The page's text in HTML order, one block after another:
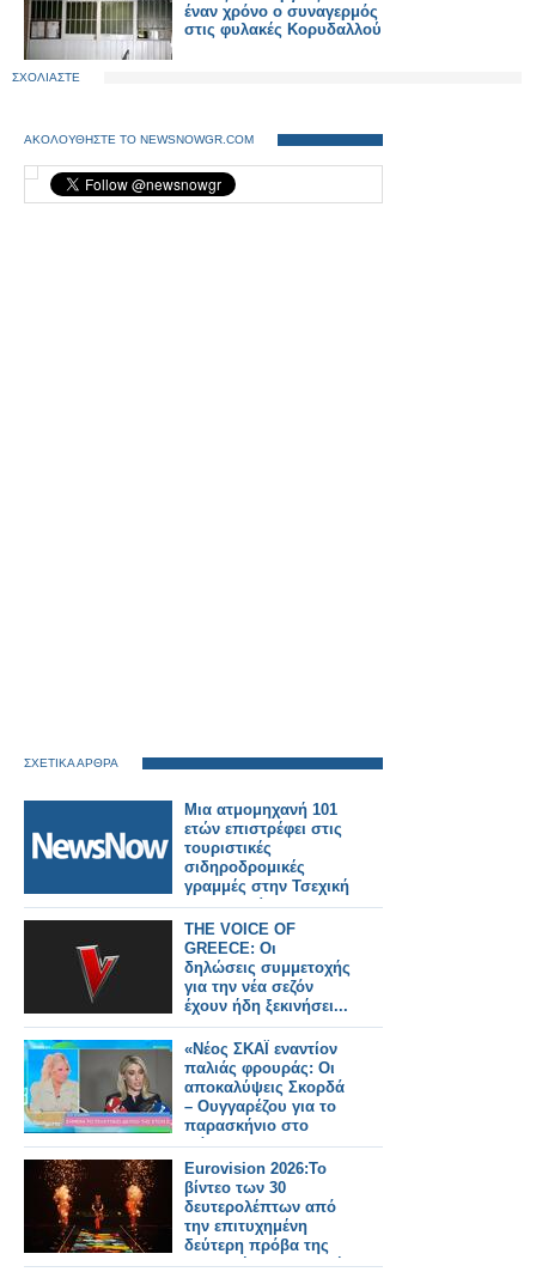
έναν χρόνο ο συναγερμός
στις φυλακές Κορυδαλλού
ΣΧΟΛΙΑΣΤΕ
ΑΚΟΛΟΥΘΗΣΤΕ ΤΟ NEWSNOWGR.COM
ΣΧΕΤΙΚΑ ΑΡΘΡΑ
Μια ατμομηχανή 101
ετών επιστρέφει στις
τουριστικές
σιδηροδρομικές
γραμμές στην Τσεχική
Δημοκρατία.
THE VOICE OF
GREECE: Οι
δηλώσεις συμμετοχής
για την νέα σεζόν
έχουν ήδη ξεκινήσει...
«Νέος ΣΚΑΪ εναντίον
παλιάς φρουράς: Οι
αποκαλύψεις Σκορδά
– Ουγγαρέζου για το
παρασκήνιο στο
Φάληρο»
Eurovision 2026:Το
βίντεο των 30
δευτερολέπτων από
την επιτυχημένη
δεύτερη πρόβα της
ελληνικής συμμετοχής